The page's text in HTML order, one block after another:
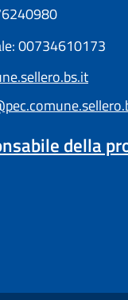
00734610173
della